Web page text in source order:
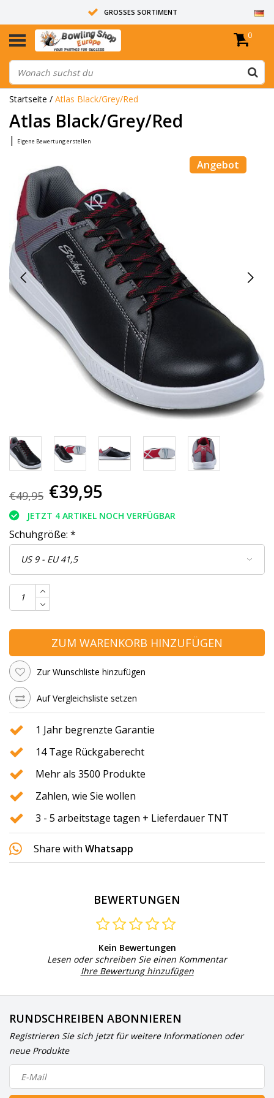
GROSSES SORTIMENT
14 TAGE RÜCKGABERECHT
ALLE BOWLINGKUGELN SIND UNGEBOHRT
0
Startseite / Atlas Black/Grey/Red
Atlas Black/Grey/Red
| Eigene Bewertung erstellen
Angebot
€49,95 €39,95
JETZT 4 ARTIKEL NOCH VERFÜGBAR
Schuhgröße: *
ZUM WARENKORB HINZUFÜGEN
Zur Wunschliste hinzufügen
Auf Vergleichsliste setzen
1 Jahr begrenzte Garantie
14 Tage Rückgaberecht
Mehr als 3500 Produkte
Zahlen, wie Sie wollen
3 - 5 arbeitstage tagen + Lieferdauer TNT
Share with Whatsapp
BEWERTUNGEN
Kein Bewertungen
Lesen oder schreiben Sie einen Kommentar
Ihre Bewertung hinzufügen
RUNDSCHREIBEN ABONNIEREN
Registrieren Sie sich jetzt für weitere Informationen oder
neue Produkte